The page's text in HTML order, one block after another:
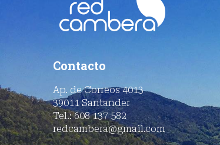
Contacto
Ap. de Correos 4013
39011 Santander
Tel.: 608 137 582
redcambera@gmail.com